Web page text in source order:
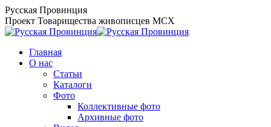
Перейти
к
содержанию
Русская Провинция
Проект Товарищества живописцев МСХ
Главная
О нас
Статьи
Каталоги
Фото
Коллективные фото
Архивные фото